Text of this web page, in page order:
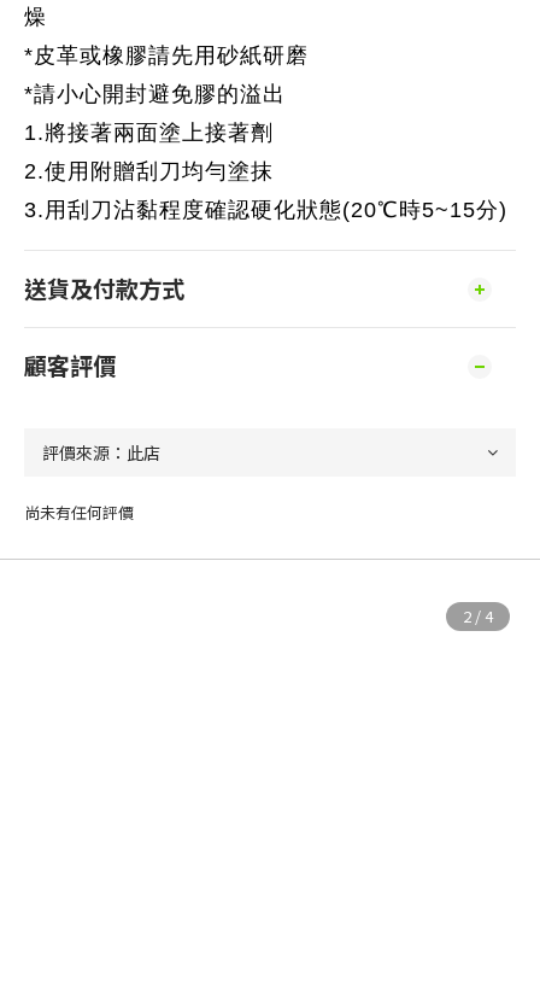
燥
*皮革或橡膠請先用砂紙研磨
*請小心開封避免膠的溢出
1.將接著兩面塗上接著劑
2.使用附贈刮刀均勻塗抹
3.用刮刀沾黏程度確認硬化狀態(20℃時5~15分)
送貨及付款方式
顧客評價
尚未有任何評價